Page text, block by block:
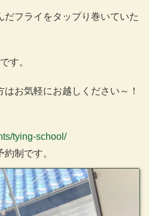
だフライをタップり巻いていた
す。
お気軽にお越しください～！
tying-school/
制です。